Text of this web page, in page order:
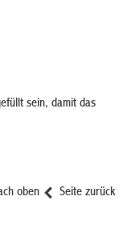
sein, damit das
Seite zurück
oben